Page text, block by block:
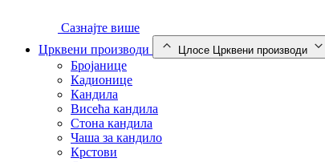
Сазнајте више
Црквени производи
Цлосе Црквени производи
Бројанице
Кадионице
Кандила
Висећа кандила
Стона кандила
Чаша за кандило
Крстови